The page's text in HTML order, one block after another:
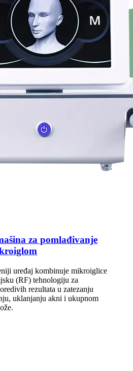
za pomlađivanje
uređaj kombinuje mikroiglice
(RF) tehnologiju za
rezultata u zatezanju
uklanjanju akni i ukupnom